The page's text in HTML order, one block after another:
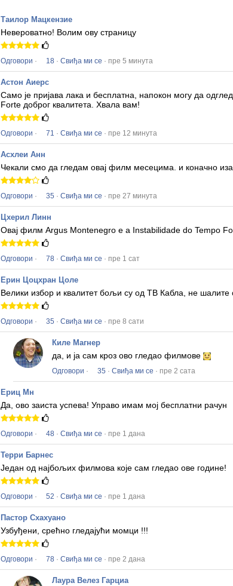
Таилор Мацкензие
Невероватно! Волим ову страницу
Одговори · 18 · Свиђа ми се · пре 5 минута
Астон Аиерс
Само је пријава лака и бесплатна, напокон могу да
Forte доброг квалитета. Хвала вам!
Одговори · 71 · Свиђа ми се · пре 12 минута
Асхлеи Анн
Чекали смо да гледам овај филм месецима. и коначно
Одговори · 35 · Свиђа ми се · пре 27 минута
Цхерил Линн
Овај филм Argus Montenegro e a Instabilidade do Tempo
Одговори · 78 · Свиђа ми се · пре 1 сат
Ерин Цоцхран Цоле
Велики избор и квалитет бољи су од ТВ Кабла, не шалите
Одговори · 35 · Свиђа ми се · пре 8 сати
Киле Магнер
да, и ја сам кроз ово гледао филмове
Одговори · 35 · Свиђа ми се · пре 2 сата
Ериц Мн
Да, ово заиста успева! Управо имам мој бесплатни рачун
Одговори · 48 · Свиђа ми се · пре 1 дана
Терри Барнес
Један од најбољих филмова које сам гледао ове године!
Одговори · 52 · Свиђа ми се · пре 1 дана
Пастор Схахуано
Узбуђени, срећно гледајући момци !!!
Одговори · 78 · Свиђа ми се · пре 2 дана
Лаура Велез Гарциа